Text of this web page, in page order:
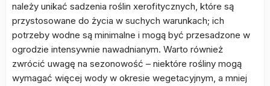
należy unikać sadzenia roślin xerofitycznych, które są
przystosowane do życia w suchych warunkach; ich
potrzeby wodne są minimalne i mogą być przesadzone w
ogrodzie intensywnie nawadnianym. Warto również
zwrócić uwagę na sezonowość – niektóre rośliny mogą
wymagać więcej wody w okresie wegetacyjnym, a mniej